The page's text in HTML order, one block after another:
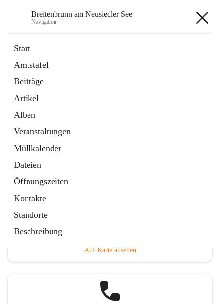
Breitenbrunn am Neusiedler See
Navigation
Start
Amtstafel
Beiträge
Artikel
Alben
Veranstaltungen
Müllkalender
Dateien
Öffnungszeiten
Kontakte
Standorte
Beschreibung
18 Schnellzugriffe
Gemeindeservice
Auf Karte ansehen